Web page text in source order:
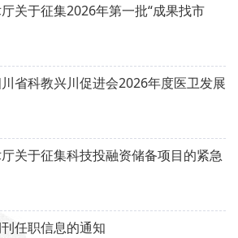
关于征集2026年第一批“成果找市
省科教兴川促进会2026年度医卫发展
关于征集科技投融资储备项目的紧急
任职信息的通知